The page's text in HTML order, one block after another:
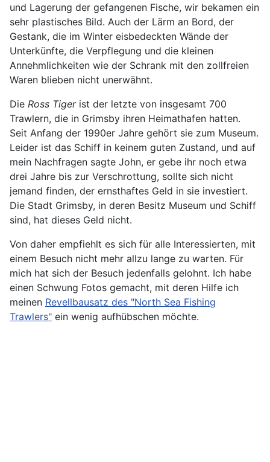
und Lagerung der gefangenen Fische, wir bekamen ein
sehr plastisches Bild. Auch der Lärm an Bord, der
Gestank, die im Winter eisbedeckten Wände der
Unterkünfte, die Verpflegung und die kleinen
Annehmlichkeiten wie der Schrank mit den zollfreien
Waren blieben nicht unerwähnt.
Die Ross Tigerist der letzte von insgesamt 700
Trawlern, die in Grimsby ihren Heimathafen hatten.
Seit Anfang der 1990er Jahre gehört sie zum Museum.
Leider ist das Schiff in keinem guten Zustand, und auf
mein Nachfragen sagte John, er gebe ihr noch etwa
drei Jahre bis zur Verschrottung, sollte sich nicht
jemand finden, der ernsthaftes Geld in sie investiert.
Die Stadt Grimsby, in deren Besitz Museum und Schiff
sind, hat dieses Geld nicht.
Von daher empfiehlt es sich für alle Interessierten, mit
einem Besuch nicht mehr allzu lange zu warten. Für
mich hat sich der Besuch jedenfalls gelohnt. Ich habe
einen Schwung Fotos gemacht, mit deren Hilfe ich
meinen Revellbausatz des "North Sea Fishing
Trawlers" ein wenig aufhübschen möchte.